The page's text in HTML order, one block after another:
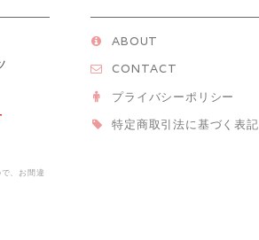
、お間違
ABOUT
CONTACT
プライバシーポリシー
特定商取引法に基づく表記